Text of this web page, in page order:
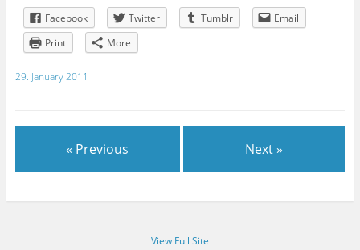
Facebook
Twitter Tumblr
Email
Print
More
29. January 2011
« Previous Next »
View Full Site